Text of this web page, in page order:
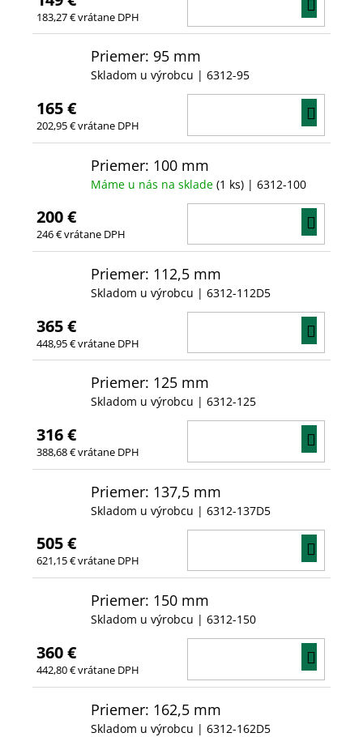
183,27 € vrátane DPH
Priemer: 95 mm
Skladom u výrobcu | 6312-95
165 €
202,95 € vrátane DPH
Priemer: 100 mm
Máme u nás na sklade (1 ks) | 6312-100
200 €
246 € vrátane DPH
Priemer: 112,5 mm
Skladom u výrobcu | 6312-112D5
365 €
448,95 € vrátane DPH
Priemer: 125 mm
Skladom u výrobcu | 6312-125
316 €
388,68 € vrátane DPH
Priemer: 137,5 mm
Skladom u výrobcu | 6312-137D5
505 €
621,15 € vrátane DPH
Priemer: 150 mm
Skladom u výrobcu | 6312-150
360 €
442,80 € vrátane DPH
Priemer: 162,5 mm
Skladom u výrobcu | 6312-162D5